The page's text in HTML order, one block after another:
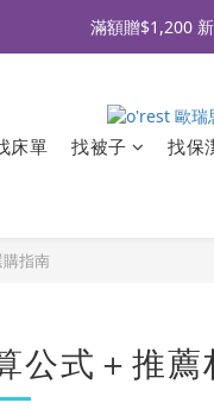
全品牌滿 $990免運｜會
滿額贈$1,200
床單 找被子 找保
指南
公式＋推